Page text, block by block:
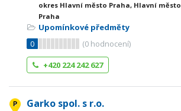
okres Hlavní město Praha, Hlavní město
Praha
Upomínkové předměty
0
(0 hodnocení)
+420 224 242 627
Garko spol. s r.o.